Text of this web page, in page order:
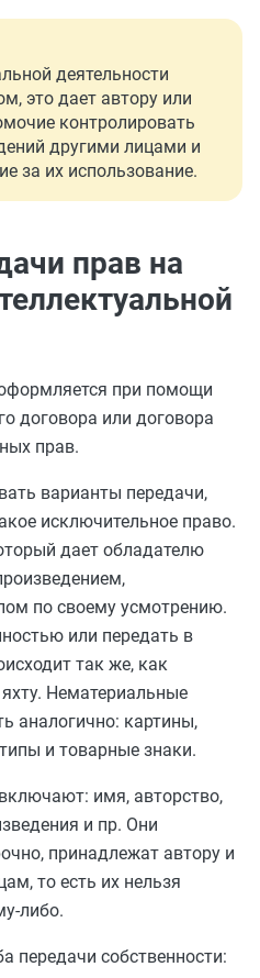
деятельности
это дает автору или
контролировать
другими лицами и
за их использование.
прав на
при помощи
договора или договора
прав.
варианты передачи,
исключительное право.
дает обладателю
по своему усмотрению.
или передать в
так же, как
Нематериальные
аналогично: картины,
и товарные знаки.
имя, авторство,
и пр. Они
принадлежат автору и
то есть их нельзя
либо.
передачи собственности: